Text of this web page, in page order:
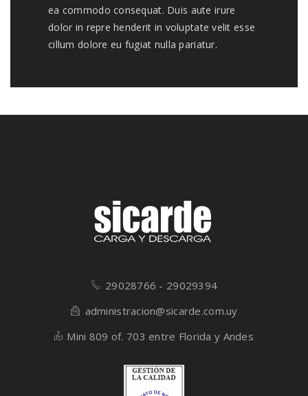
ea commodo consequat. Duis aute irure
dolor in repre henderit in voluptate velit esse
cillum dolore eu fugiat nulla pariatur.
29028766 - 29029394
administracion@sicarde.com.uy
Mini 809 of. 703 entre Florida y Andes